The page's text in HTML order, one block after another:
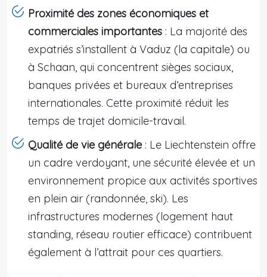
Proximité des zones économiques et
commerciales importantes : La majorité des
expatriés s’installent à Vaduz (la capitale) ou
à Schaan, qui concentrent sièges sociaux,
banques privées et bureaux d’entreprises
internationales. Cette proximité réduit les
temps de trajet domicile-travail.
Qualité de vie générale : Le Liechtenstein offre
un cadre verdoyant, une sécurité élevée et un
environnement propice aux activités sportives
en plein air (randonnée, ski). Les
infrastructures modernes (logement haut
standing, réseau routier efficace) contribuent
également à l’attrait pour ces quartiers.